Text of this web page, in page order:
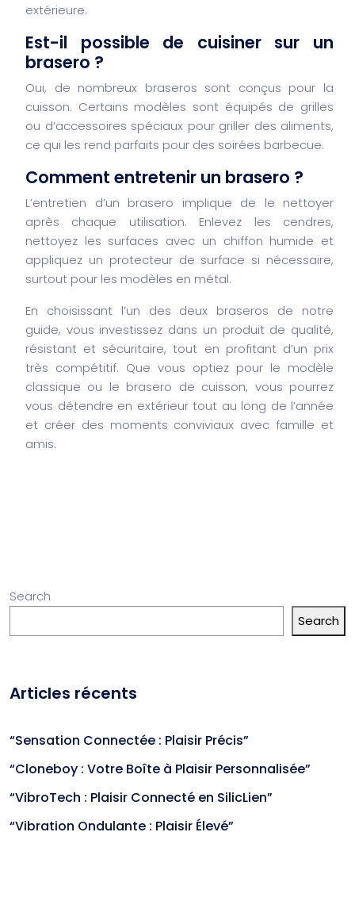
extérieure.
Est-il possible de cuisiner sur un
brasero ?
Oui, de nombreux braseros sont conçus pour la
cuisson. Certains modèles sont équipés de grilles
ou d’accessoires spéciaux pour griller des aliments,
ce qui les rend parfaits pour des soirées barbecue.
Comment entretenir un brasero ?
L’entretien d’un brasero implique de le nettoyer
après chaque utilisation. Enlevez les cendres,
nettoyez les surfaces avec un chiffon humide et
appliquez un protecteur de surface si nécessaire,
surtout pour les modèles en métal.
En choisissant l’un des deux braseros de notre
guide, vous investissez dans un produit de qualité,
résistant et sécuritaire, tout en profitant d’un prix
très compétitif. Que vous optiez pour le modèle
classique ou le brasero de cuisson, vous pourrez
vous détendre en extérieur tout au long de l’année
et créer des moments conviviaux avec famille et
amis.
Search
Search
Articles récents
“Sensation Connectée : Plaisir Précis”
“Cloneboy : Votre Boîte à Plaisir Personnalisée”
“VibroTech : Plaisir Connecté en SilicLien”
“Vibration Ondulante : Plaisir Élevé”